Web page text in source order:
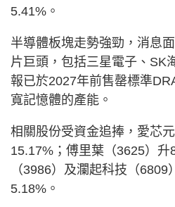
5.41%。
半導體板塊走勢強勁，消息
片巨頭，包括三星電子、SK
報已於2027年前售罄標準
寬記憶體的產能。
相關股份受資金追捧，愛芯
15.17%；傅里葉（3625）升
（3986）及瀾起科技（
5.18%。